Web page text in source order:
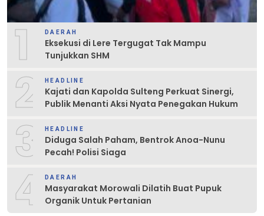
1 DAERAH
Eksekusi di Lere Tergugat Tak Mampu
Tunjukkan SHM
2 HEADLINE
Kajati dan Kapolda Sulteng Perkuat Sinergi,
Publik Menanti Aksi Nyata Penegakan Hukum
3 HEADLINE
Diduga Salah Paham, Bentrok Anoa-Nunu
Pecah! Polisi Siaga
4 DAERAH
Masyarakat Morowali Dilatih Buat Pupuk
Organik Untuk Pertanian